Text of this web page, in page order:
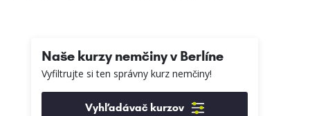
Naše kurzy nemčiny v Berlíne
Vyfiltrujte si ten správny kurz nemčiny!
Vyhľadávač kurzov